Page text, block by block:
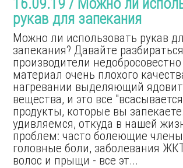
16.09.19 / Можно ли
рукав для запекания
Можно ли использовать рукав
запекания? Давайте
производители
материал очень плохого
нагревании выделяющий
вещества, и это все
продукты, которые вы
удивляемся, откуда в нашей
проблем: часто болеющие
головные боли, заболевания
волос и прыщи - все эт...